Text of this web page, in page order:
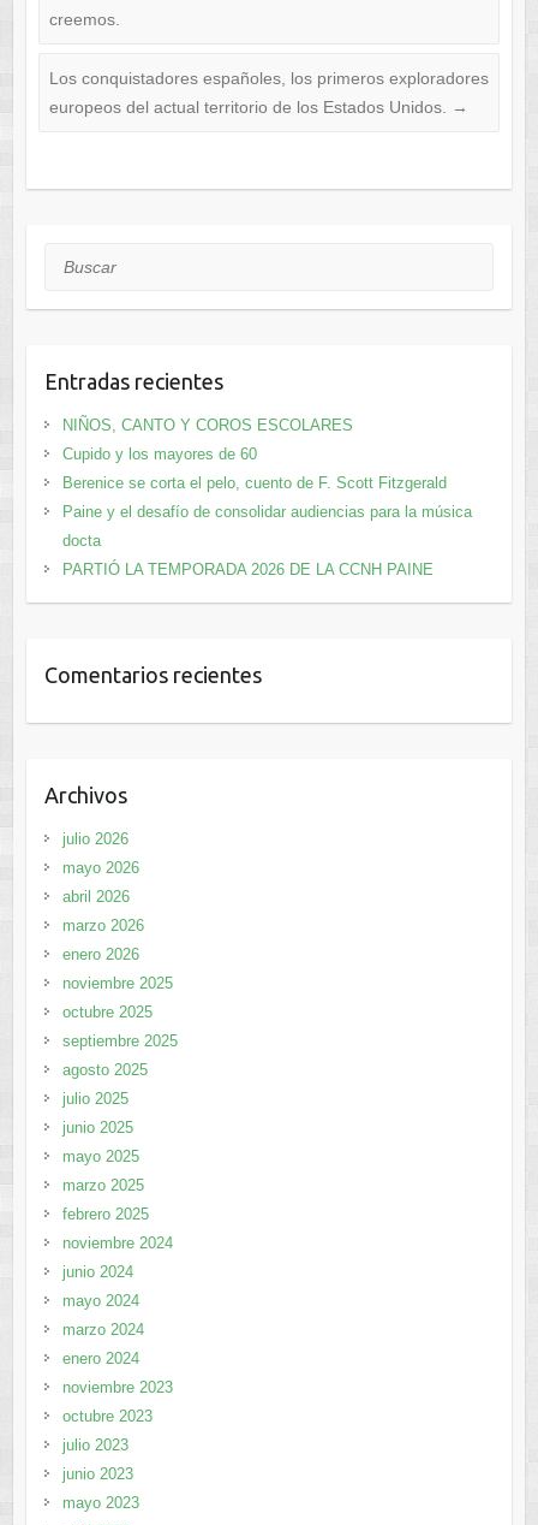
creemos.
Los conquistadores españoles, los primeros exploradores
europeos del actual territorio de los Estados Unidos.
→
Buscar
Entradas recientes
NIÑOS, CANTO Y COROS ESCOLARES
Cupido y los mayores de 60
Berenice se corta el pelo, cuento de F. Scott Fitzgerald
Paine y el desafío de consolidar audiencias para la música
docta
PARTIÓ LA TEMPORADA 2026 DE LA CCNH PAINE
Comentarios recientes
Archivos
julio 2026
mayo 2026
abril 2026
marzo 2026
enero 2026
noviembre 2025
octubre 2025
septiembre 2025
agosto 2025
julio 2025
junio 2025
mayo 2025
marzo 2025
febrero 2025
noviembre 2024
junio 2024
mayo 2024
marzo 2024
enero 2024
noviembre 2023
octubre 2023
julio 2023
junio 2023
mayo 2023